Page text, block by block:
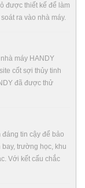
được thiết kế để làm
ra vào nhà máy.
máy HANDY
cốt sợi thủy tinh
đã được thử
tin cậy để bảo
trường học, khu
Với kết cấu chắc